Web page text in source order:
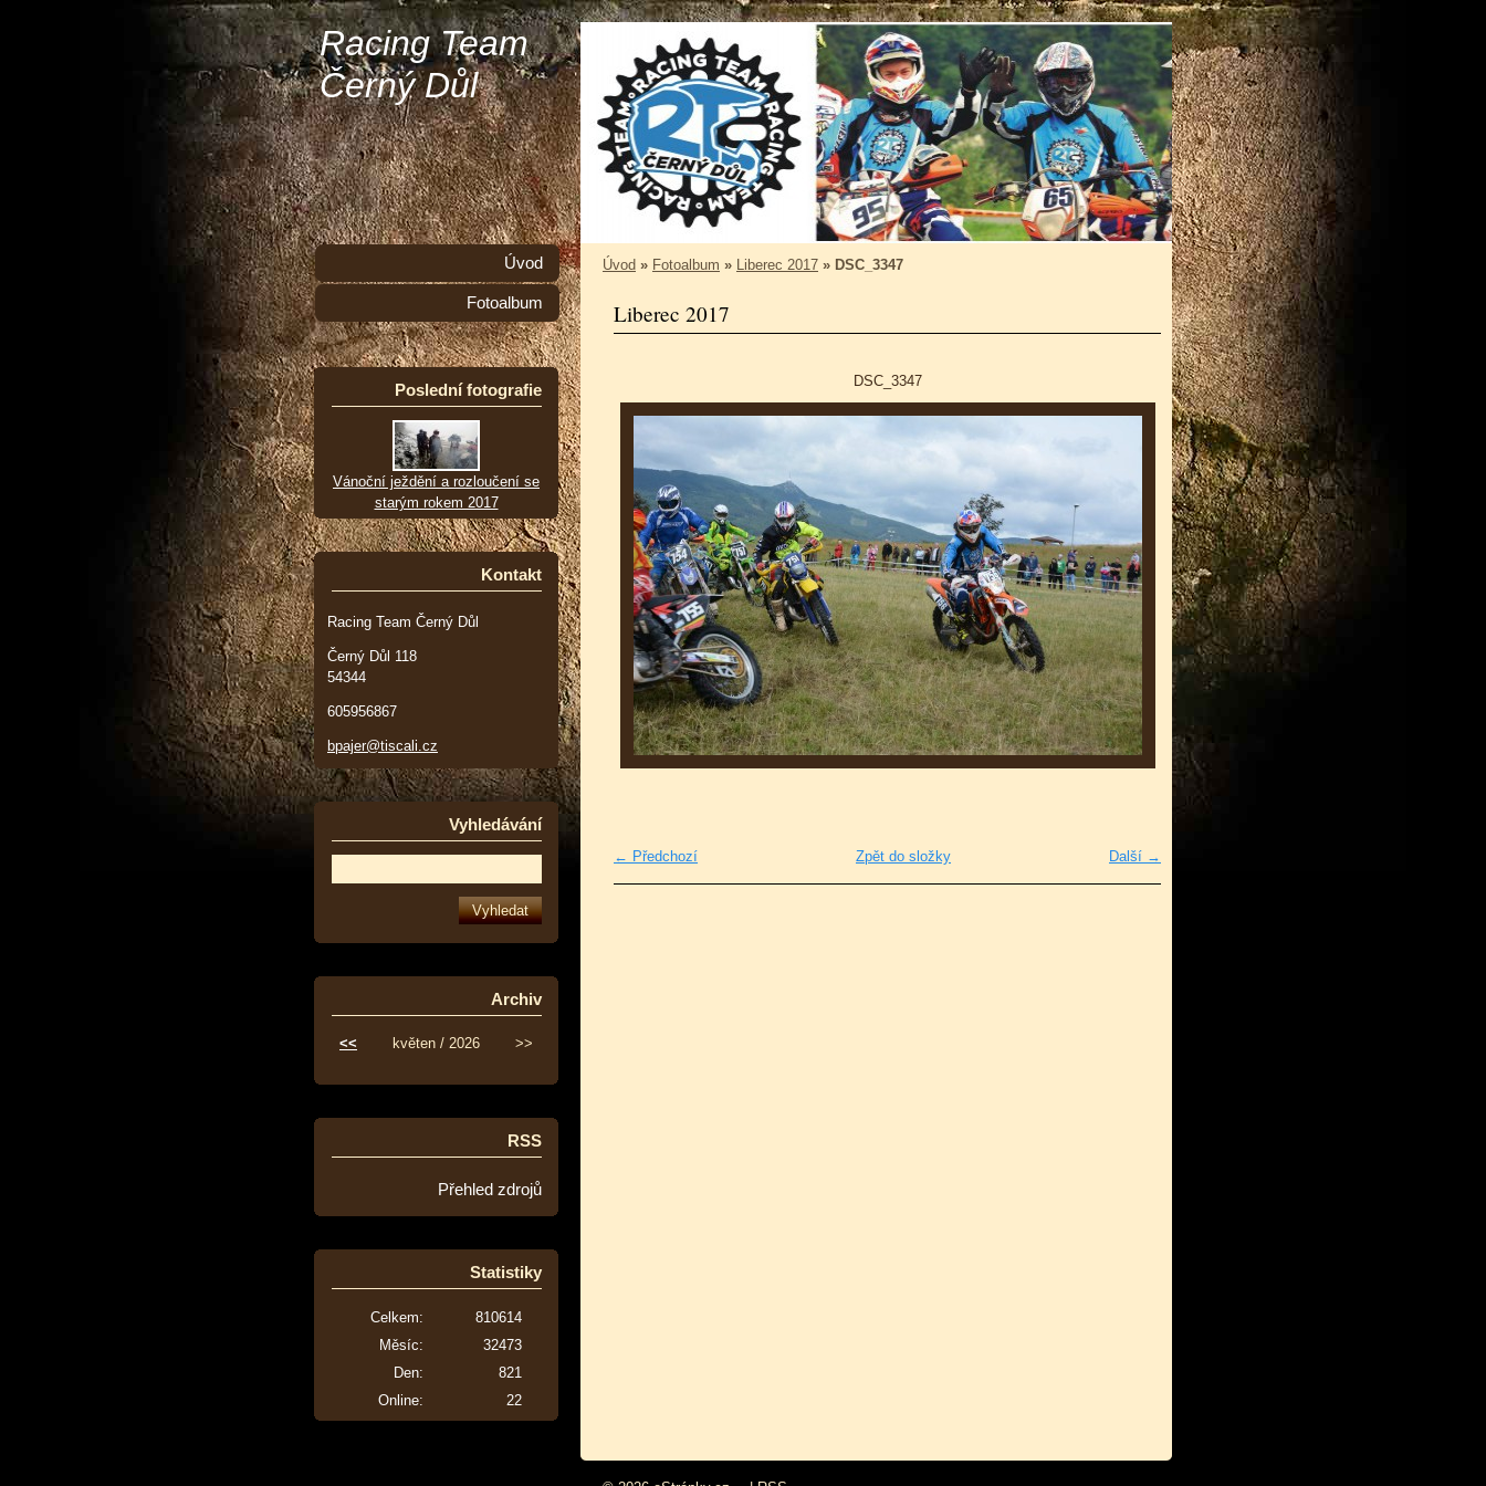
Racing Team
Černý Důl
Úvod » Fotoalbum » Liberec 2017 » DSC_3347
Liberec 2017
DSC_3347
← Předchozí Další →
Zpět do složky
Úvod
Fotoalbum
Poslední fotografie
Vánoční ježdění a rozloučení se
starým rokem 2017
Kontakt
Racing Team Černý Důl
Černý Důl 118
54344
605956867
bpajer@tiscali.cz
Vyhledávání
Archiv
<< květen / 2026 >>
RSS
Přehled zdrojů
Statistiky
Online: 22
Celkem:
810614
Měsíc:
32473
Den:
821